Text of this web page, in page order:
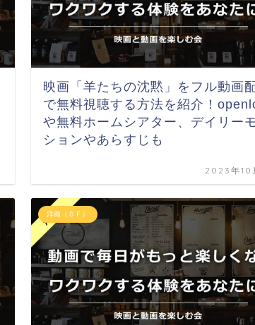
映画「羊たちの沈黙」をフル動画
で無料視聴する方法を紹介！
や無料ホームシアター、デイリー
ションやあらすじも
2023年10
洋画（ＳＦ）